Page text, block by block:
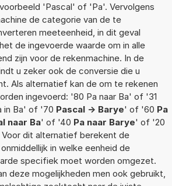
'Pascal' of 'Pa'. Vervolgens
de categorie van de te
meeteenheid, in dit geval
de ingevoerde waarde om in alle
zijn voor de rekenmachine. In de
u zeker ook de conversie die u
Als alternatief kan de om te rekenen
ingevoerd: '80 Pa naar Ba' of '31
in Ba' of '70 Pascal -> Barye' of '60 Pa
naar Ba' of '40 Pa naar Barye' of '20
Voor dit alternatief berekent de
in welke eenheid de
specifiek moet worden omgezet.
deze mogelijkheden men ook gebruikt,